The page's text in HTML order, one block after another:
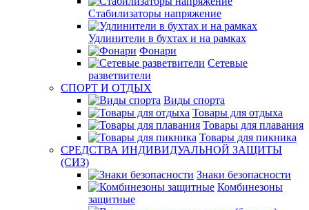
Стабилизаторы напряжение
Удлинители в бухтах и на рамках
Фонари
Сетевые
разветвители
СПОРТ И ОТДЫХ
Виды спорта
Товары для отдыха
Товары для плавания
Товары для пикника
СРЕДСТВА ИНДИВИДУАЛЬНОЙ ЗАЩИТЫ
(СИЗ)
Знаки безопасности
Комбинезоны
защитные